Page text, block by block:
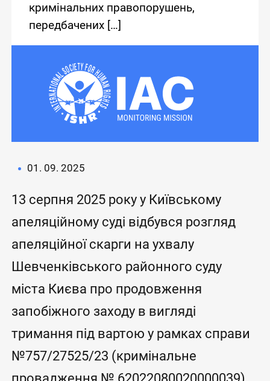
кримінальних правопорушень,
передбачених […]
01. 09. 2025
13 серпня 2025 року у Київському
апеляційному суді відбувся розгляд
апеляційної скарги на ухвалу
Шевченківського районного суду
міста Києва про продовження
запобіжного заходу в вигляді
тримання під вартою у рамках справи
№757/27525/23 (кримінальне